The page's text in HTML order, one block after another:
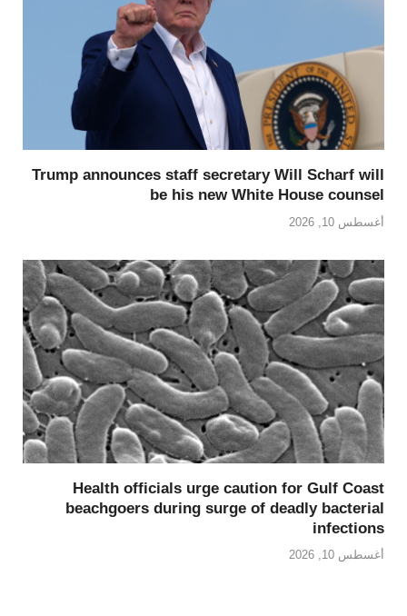
Trump announces staff secretary Will Scharf will
be his new White House counsel
أغسطس 10, 2026
Health officials urge caution for Gulf Coast
beachgoers during surge of deadly bacterial
infections
أغسطس 10, 2026